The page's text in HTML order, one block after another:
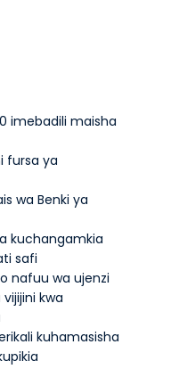
imebadili maisha
fursa ya
wa Benki ya
kuchangamkia
safi
nafuu wa ujenzi
kwa
kuhamasisha